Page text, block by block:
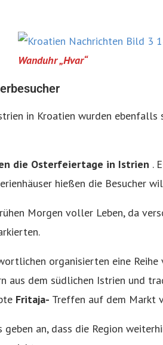
Wanduhr „Hvar“
in Kroatien wurden ebenfalls
die Osterfeiertage in Istrien .
hießen die Besucher
Morgen voller Leben, da
organisierten eine
aus dem südlichen Istrien und
Fritaja- Treffen auf dem Markt
an, dass die Region